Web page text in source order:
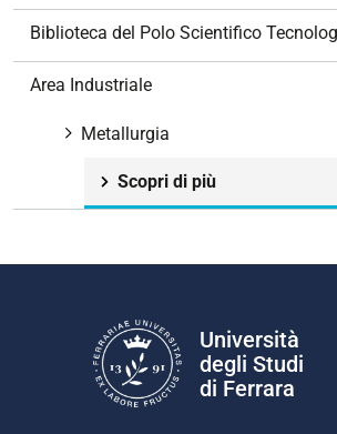
Biblioteca del Polo Scientifico
Area Industriale
Metallurgia
Scopri di più
Università
degli Studi
di Ferrara